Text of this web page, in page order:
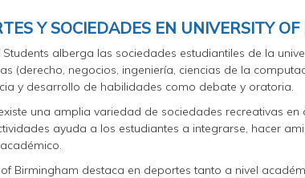
Y SOCIEDADES EN UNIVERSITY
Students alberga las sociedades estudiantiles de la
(derecho, negocios, ingeniería, ciencias de la
y desarrollo de habilidades como debate y oratoria.
una amplia variedad de sociedades recreativas
ayuda a los estudiantes a integrarse, hacer
of Birmingham destaca en deportes tanto a nivel